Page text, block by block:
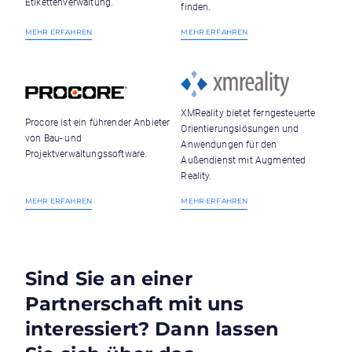
MEHR ERFAHREN
finden.
MEHR ERFAHREN
Procore ist ein führender Anbieter
von Bau- und
Projektverwaltungssoftware.
MEHR ERFAHREN
XMReality bietet ferngesteuerte
Orientierungslösungen und
Anwendungen für den
Außendienst mit Augmented
Reality.
MEHR ERFAHREN
Sind Sie an einer
Partnerschaft mit uns
interessiert? Dann lassen